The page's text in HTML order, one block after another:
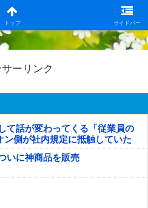
トップ サイドバー
ーリンク
て話が変わってくる「従業員の
側が社内規定に抵触していた
いに神商品を販売